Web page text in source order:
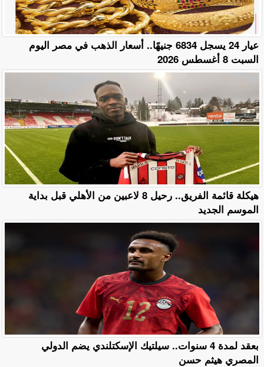
عيار 24 يسجل 6834 جنيهًا.. أسعار الذهب في مصر اليوم
السبت 8 أغسطس 2026
هيكلة قائمة الفريق.. رحيل 8 لاعبين من الأهلي قبل بداية
الموسم الجديد
بعقد لمدة 4 سنوات.. سيلتيك الإسكتلندي يضم الدولي
المصري هيثم حسن